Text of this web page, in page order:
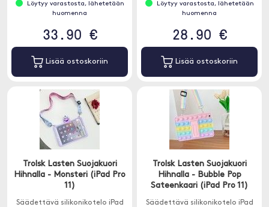
Löytyy varastosta, lähetetään
huomenna
33.90 €
Lisää ostoskoriin
Löytyy varastosta, lähetetään
huomenna
28.90 €
Lisää ostoskoriin
Trolsk Lasten Suojakuori
Hihnalla - Monsteri (iPad Pro
11)
Säädettävä silikonikotelo iPad
Trolsk Lasten Suojakuori
Hihnalla - Bubble Pop
Sateenkaari (iPad Pro 11)
Säädettävä silikonikotelo iPad